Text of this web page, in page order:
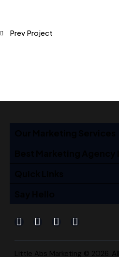
Prev Project
Little Abs Marketing © 2026.